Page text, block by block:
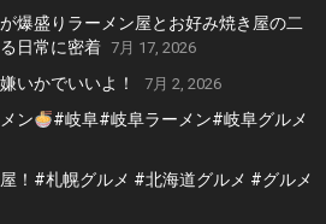
爆盛りラーメン屋とお好み焼き屋の二
日常に密着 7月 17, 2026
いかでいいよ！ 7月 2, 2026
ン #岐阜#岐阜ラーメン#岐阜グルメ
！#札幌グルメ #北海道グルメ #グルメ